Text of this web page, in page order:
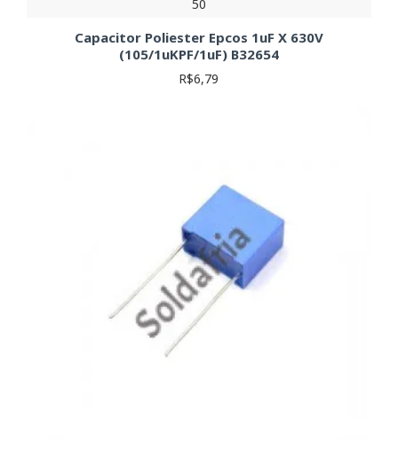
50
Capacitor Poliester Epcos 1uF X 630V
(105/1uKPF/1uF) B32654
R$6,79